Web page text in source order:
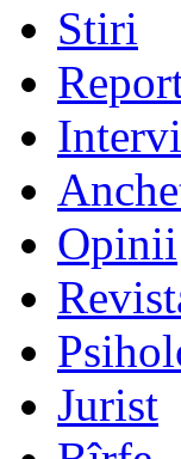
Stiri
Opinii
Jurist